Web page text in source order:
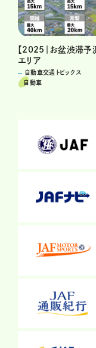
【2025｜お盆渋滞予
エリア
自動車交通トピックス
自動車